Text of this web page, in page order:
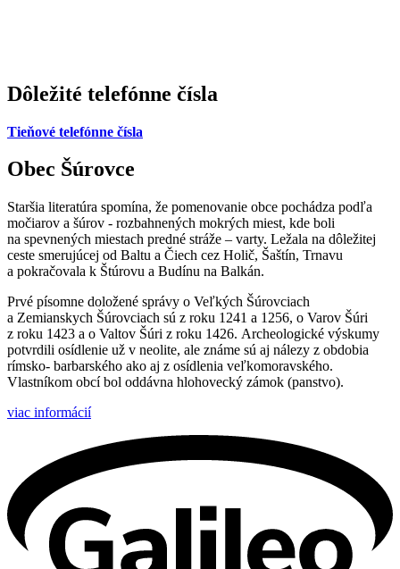
Dôležité telefónne čísla
Tieňové telefónne čísla
Obec Šúrovce
Staršia literatúra spomína, že pomenovanie obce pochádza podľa
močiarov a šúrov - rozbahnených mokrých miest, kde boli
na spevnených miestach predné stráže – varty. Ležala na dôležitej
ceste smerujúcej od Baltu a Čiech cez Holič, Šaštín, Trnavu
a pokračovala k Štúrovu a Budínu na Balkán.
Prvé písomne doložené správy o Veľkých Šúrovciach
a Zemianskych Šúrovciach sú z roku 1241 a 1256, o Varov Šúri
z roku 1423 a o Valtov Šúri z roku 1426. Archeologické výskumy
potvrdili osídlenie už v neolite, ale známe sú aj nálezy z obdobia
rímsko- barbarského ako aj z osídlenia veľkomoravského.
Vlastníkom obcí bol oddávna hlohovecký zámok (panstvo).
viac informácií